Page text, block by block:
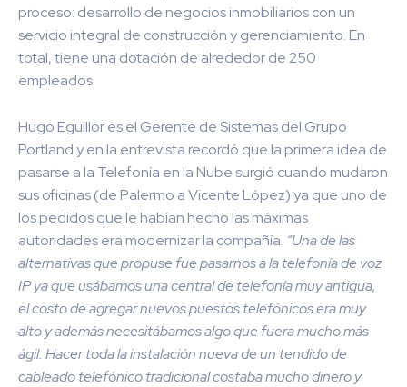
proceso: desarrollo de negocios inmobiliarios con un
servicio integral de construcción y gerenciamiento. En
total, tiene una dotación de alrededor de 250
empleados.
Hugo Eguillor es el Gerente de Sistemas del Grupo
Portland y en la entrevista recordó que la primera idea de
pasarse a la Telefonía en la Nube surgió cuando mudaron
sus oficinas (de Palermo a Vicente López) ya que uno de
los pedidos que le habían hecho las máximas
autoridades era modernizar la compañía. “Una de las
alternativas que propuse fue pasarnos a la telefonía de voz
IP ya que usábamos una central de telefonía muy antigua,
el costo de agregar nuevos puestos telefónicos era muy
alto y además necesitábamos algo que fuera mucho más
ágil. Hacer toda la instalación nueva de un tendido de
cableado telefónico tradicional costaba mucho dinero y